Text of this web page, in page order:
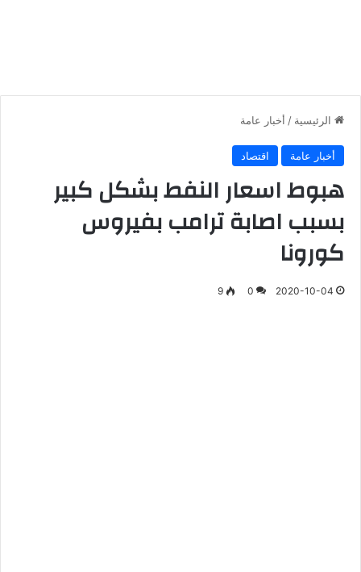
الرئيسية / أخبار عامة
أخبار عامة اقتصاد
هبوط اسعار النفط بشكل كبير
بسبب اصابة ترامب بفيروس
كورونا
2020-10-04
0
9